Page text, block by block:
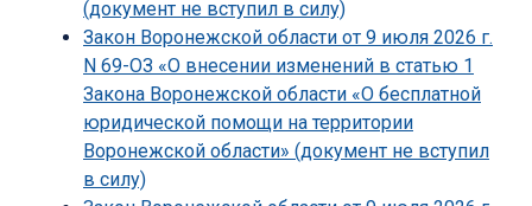
(документ не вступил в силу)
Закон Воронежской области от 9 июля 2026 г.
N 69-ОЗ «О внесении изменений в статью 1
Закона Воронежской области «О бесплатной
юридической помощи на территории
Воронежской области» (документ не вступил
в силу)